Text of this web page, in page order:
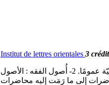
Institut de lettres orientales 3
يتعرّف الطالب على ما يأتي : أ – الأمور الاعتقاديّة : 1- العقائد الإسلاميّة. 2- عِلم الكلام (الفِرَق الإسلاميّة). ب – الأمور العمَليّة : 1- الفِقه والمذاهب الفقهيّة عمومًا. 2- أُصول الفقه : الأصول
المحاضرات إلى ما رَمَت إليه محاضرات